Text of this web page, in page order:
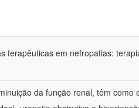
terapêuticas em nefropatias:
da função renal, têm como